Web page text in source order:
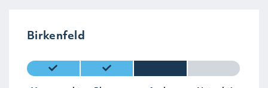
Birkenfeld